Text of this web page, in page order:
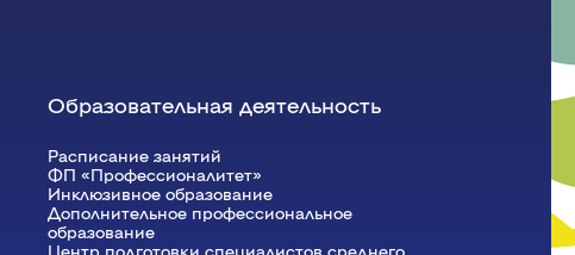
дисциплин
Агроинженерии
Центр подготовки специалистов
среднего звена
Образовательная деятельность
Расписание занятий
ФП «Профессионалитет»
Инклюзивное образование
Дополнительное профессиональное
образование
Центр подготовки специалистов среднего